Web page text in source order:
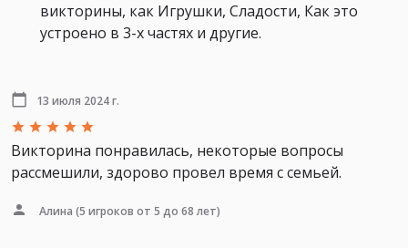
викторины, как Игрушки, Сладости, Как это
устроено в 3-х частях и другие.
13 июля 2024 г.
Викторина понравилась, некоторые вопросы
рассмешили, здорово провел время с семьей.
Алина (5 игроков от 5 до 68 лет)